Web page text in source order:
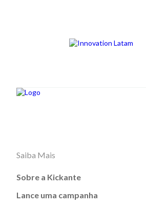
Saiba Mais
Sobre a Kickante
Lance uma campanha